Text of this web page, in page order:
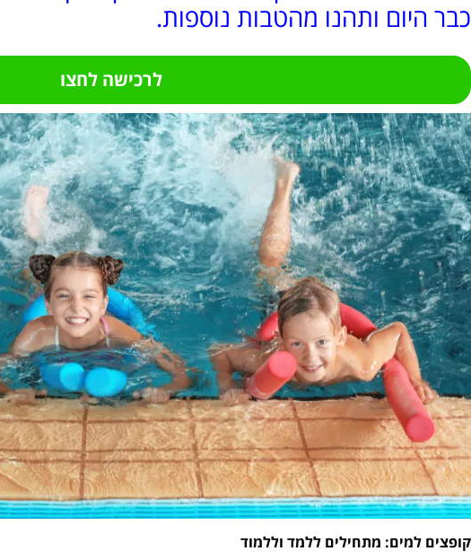
כבר היום ותהנו מהטבות נוספות.
לרכישה לחצו
קופצים למים: מתחילים ללמד וללמוד